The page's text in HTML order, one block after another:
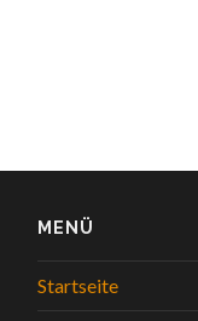
MENÜ
Startseite